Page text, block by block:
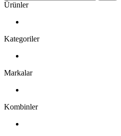
Ürünler
Kategoriler
Markalar
Kombinler